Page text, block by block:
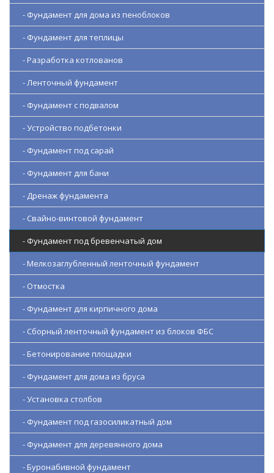
- Фундамент для дома из пеноблоков
- Фундамент для теплицы
- Разработка котлованов
- Ленточный фундамент
- Фундамент с подвалом
- Устройство подбетонки
- Фундамент под сарай
- Фундамент для бани
- Дренаж фундамента
- Свайно-винтовой фундамент
- Фундамент под бревенчатый дом
- Мелкозаглубленный ленточный фундамент
- Отмостка
- Фундамент для кирпичного дома
- Сборный ленточный фундамент из блоков ФБС
- Бетонирование площадки
- Фундамент для дома из бруса
- Установка столбов
- Фундамент под газосиликатный дом
- Фундамент для деревянного дома
- Буронабивной фундамент